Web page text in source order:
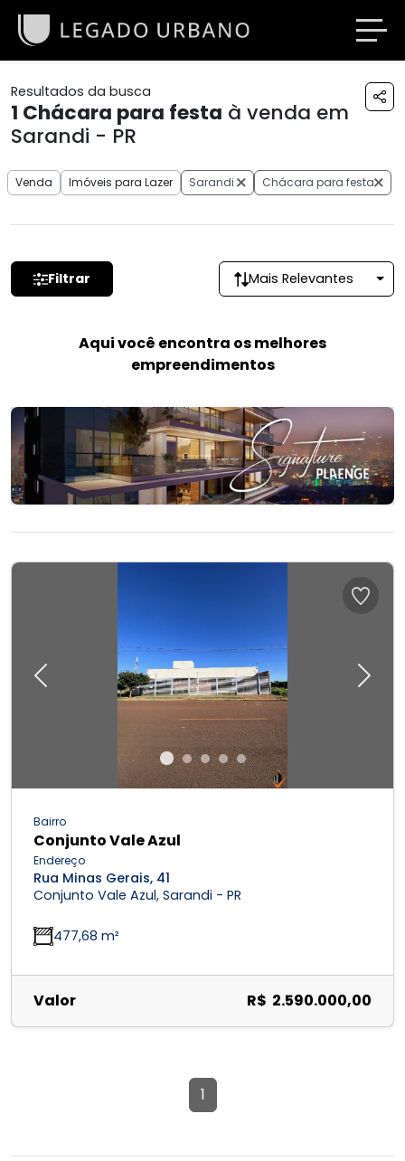
Resultados da busca
1 Chácara para festa à venda em
Sarandi - PR
Venda Imóveis para Lazer Sarandi Chácara para festa
Filtrar Mais Relevantes
Aqui você encontra os melhores
empreendimentos
Previous Next
Bairro
Conjunto Vale Azul
Endereço
Rua Minas Gerais, 41
Conjunto Vale Azul, Sarandi - PR
477,68 m²
Valor R$ 2.590.000,00
1